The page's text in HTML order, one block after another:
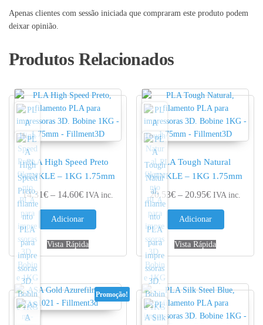
Apenas clientes com sessão iniciada que compraram este produto podem
deixar opinião.
Produtos Relacionados
PLA High Speed Preto
WINKLE – 1KG 1.75mm
14.31€ – 14.60€Price range: 14.31€ through 14.60€
IVA inc.
Adicionar
Vista Rápida
PLA Tough Natural
WINKLE – 1KG 1.75mm
20.53€ – 20.95€Price range:
IVA inc.
Adicionar
Vista Rápida
Promoção!